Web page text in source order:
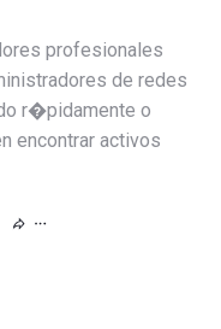
profesionales
de redes
r�pidamente o
encontrar activos